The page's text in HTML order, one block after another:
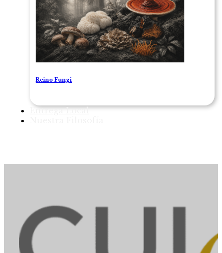
Reino Fungi
Entrega Local